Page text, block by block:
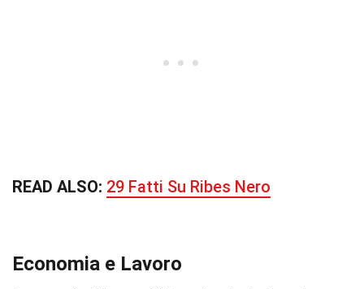
READ ALSO: 29 Fatti Su Ribes Nero
Economia e Lavoro